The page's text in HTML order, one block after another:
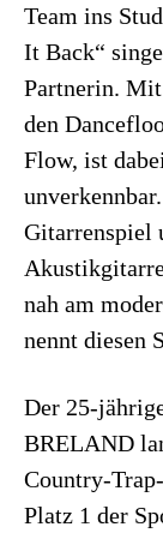
Team ins
It Back“
Partnerin.
den
Flow, ist
Gitarrenspiel
nah am
nennt diesen
Der 25-
BRELAND
Country-
Platz 1 der